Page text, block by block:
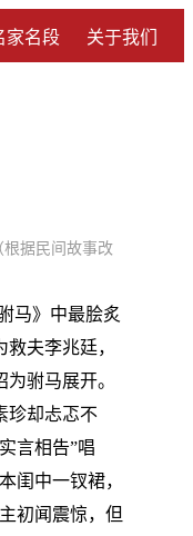
家名段 关于我们
根据民间故事改
马》中最脍炙
夫李兆廷，
驸马展开。
珍却忐忑不
言相告”唱
闺中一钗裙，
初闻震惊，但